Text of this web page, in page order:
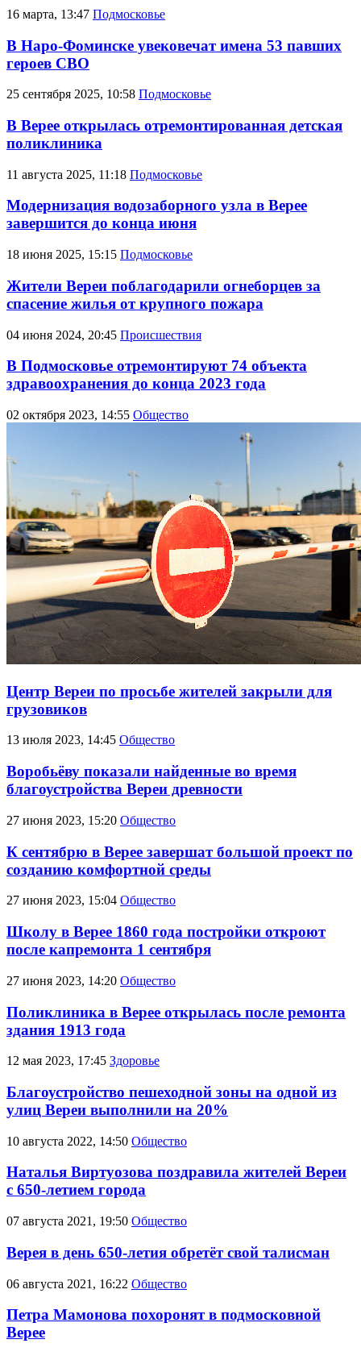
16 марта, 13:47 Подмосковье
В Наро-Фоминске увековечат имена 53 павших
героев СВО
25 сентября 2025, 10:58 Подмосковье
В Верее открылась отремонтированная детская
поликлиника
11 августа 2025, 11:18 Подмосковье
Модернизация водозаборного узла в Верее
завершится до конца июня
18 июня 2025, 15:15 Подмосковье
Жители Вереи поблагодарили огнеборцев за
спасение жилья от крупного пожара
04 июня 2024, 20:45 Происшествия
В Подмосковье отремонтируют 74 объекта
здравоохранения до конца 2023 года
02 октября 2023, 14:55 Общество
Центр Вереи по просьбе жителей закрыли для
грузовиков
13 июля 2023, 14:45 Общество
Воробьёву показали найденные во время
благоустройства Вереи древности
27 июня 2023, 15:20 Общество
К сентябрю в Верее завершат большой проект по
созданию комфортной среды
27 июня 2023, 15:04 Общество
Школу в Верее 1860 года постройки откроют
после капремонта 1 сентября
27 июня 2023, 14:20 Общество
Поликлиника в Верее открылась после ремонта
здания 1913 года
12 мая 2023, 17:45 Здоровье
Благоустройство пешеходной зоны на одной из
улиц Вереи выполнили на 20%
10 августа 2022, 14:50 Общество
Наталья Виртуозова поздравила жителей Вереи
с 650-летием города
07 августа 2021, 19:50 Общество
Верея в день 650-летия обретёт свой талисман
06 августа 2021, 16:22 Общество
Петра Мамонова похоронят в подмосковной
Верее